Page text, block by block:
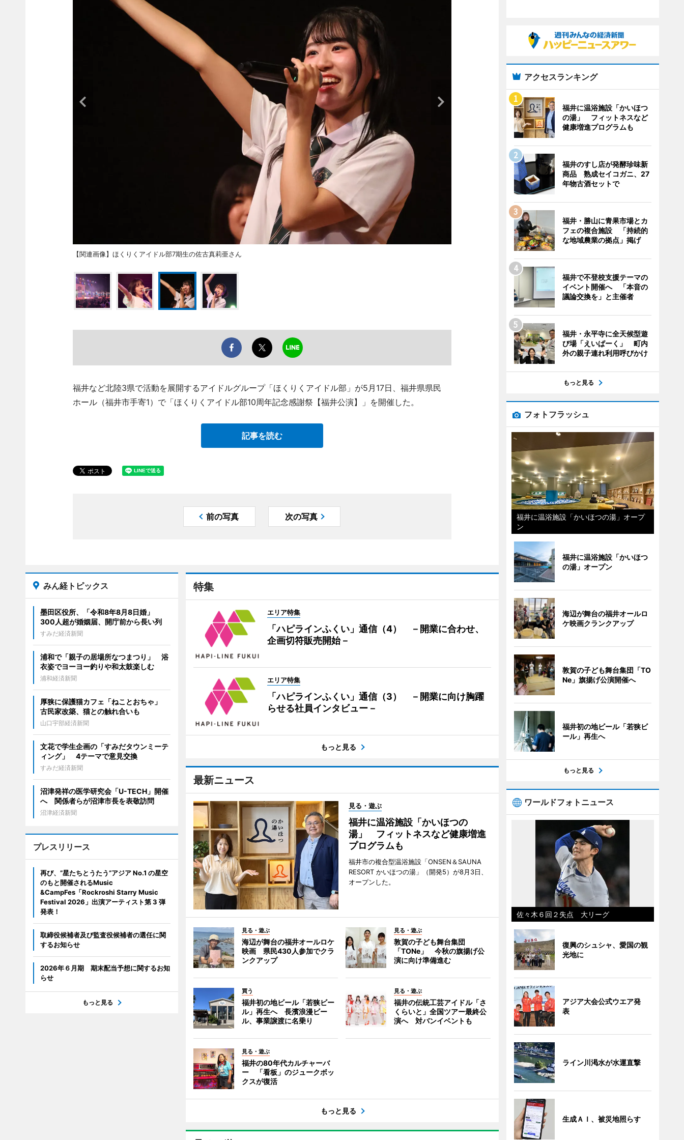
【関連画像】ほくりくアイドル部7期生の佐古真莉亜さん
福井など北陸3県で活動を展開するアイドルグループ「ほくりくアイドル部」が5月17日、福井県県民
ホール（福井市手寄1）で「ほくりくアイドル部10周年記念感謝祭【福井公演】」を開催した。
記事を読む
前の写真 次の写真
特集
エリア特集
「ハピラインふくい」通信（4） －開業に合わせ、
企画切符販売開始－
エリア特集
「ハピラインふくい」通信（3） －開業に向け胸躍
らせる社員インタビュー－
もっと見る
最新ニュース
見る・遊ぶ
福井に温浴施設「かいほつの
湯」 フィットネスなど健康増進
プログラムも
福井市の複合型温浴施設「ONSEN＆SAUNA
RESORT かいほつの湯」（開発5）が8月3日、
オープンした。
見る・遊ぶ
海辺が舞台の福井オールロケ
映画 県民430人参加でクラ
ンクアップ
見る・遊ぶ
敦賀の子ども舞台集団
「TONe」 今秋の旗揚げ公
演に向け準備進む
買う
福井初の地ビール「若狭ビー
ル」再生へ 長濱浪漫ビー
ル、事業譲渡に名乗り
見る・遊ぶ
福井の伝統工芸アイドル「さ
くらいと」全国ツアー最終公
演へ 対バンイベントも
見る・遊ぶ
福井の80年代カルチャーバ
ー 「看板」のジュークボッ
クスが復活
もっと見る
みん経トピックス
墨田区役所、「令和8年8月8日婚」
300人超が婚姻届、開庁前から長い列
すみだ経済新聞
浦和で「親子の居場所なつまつり」 浴
衣姿でヨーヨー釣りや和太鼓楽しむ
浦和経済新聞
厚狭に保護猫カフェ「ねことおちゃ」
古民家改築、猫との触れ合いも
山口宇部経済新聞
文花で学生企画の「すみだタウンミーテ
ィング」 4テーマで意見交換
すみだ経済新聞
沼津発祥の医学研究会「U-TECH」開催
へ 関係者らが沼津市長を表敬訪問
沼津経済新聞
プレスリリース
再び、”星たちとうたう”アジア No.1 の星空
のもと開催されるMusic
&CampFes「Rockroshi Starry Music
Festival 2026」出演アーティスト第 3 弾
発表！
取締役候補者及び監査役候補者の選任に関
するお知らせ
2026年６月期 期末配当予想に関するお知
らせ
もっと見る
アクセスランキング
福井に温浴施設「かいほつ
の湯」 フィットネスなど
健康増進プログラムも
福井のすし店が発酵珍味新
商品 熟成セイコガニ、27
年物古酒セットで
福井・勝山に青果市場とカ
フェの複合施設 「持続的
な地域農業の拠点」掲げ
福井で不登校支援テーマの
イベント開催へ 「本音の
議論交換を」と主催者
福井・永平寺に全天候型遊
び場「えいぱーく」 町内
外の親子連れ利用呼びかけ
もっと見る
フォトフラッシュ
福井に温浴施設「かいほつの湯」オープ
ン
福井に温浴施設「かいほつ
の湯」オープン
海辺が舞台の福井オールロ
ケ映画クランクアップ
敦賀の子ども舞台集団「TO
Ne」旗揚げ公演開催へ
福井初の地ビール「若狭ビ
ール」再生へ
もっと見る
ワールドフォトニュース
佐々木６回２失点 大リーグ
復興のシュシャ、愛国の観
光地に
アジア大会公式ウエア発
表
ライン川渇水が水運直撃
生成ＡＩ、被災地照らす